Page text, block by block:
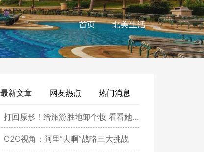
首页 北美生活
最新文章 网友热点 热门消息
打回原形！给旅游胜地卸个妆 看看她们的“素颜照”
O2O视角：阿里“去啊”战略三大挑战